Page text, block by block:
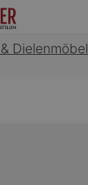
Dielenmöbel